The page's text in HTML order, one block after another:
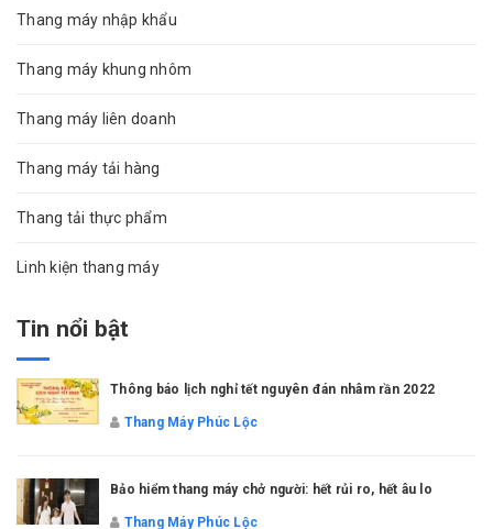
Thang máy nhập khẩu
Thang máy khung nhôm
Thang máy liên doanh
Thang máy tải hàng
Thang tải thực phẩm
Linh kiện thang máy
Tin nổi bật
Thông báo lịch nghỉ tết nguyên đán nhâm rần 2022
Thang Máy Phúc Lộc
Bảo hiểm thang máy chở người: hết rủi ro, hết âu lo
Thang Máy Phúc Lộc